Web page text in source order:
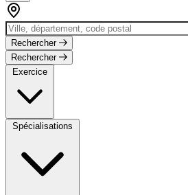
Rechercher
Rechercher
Exercice
Spécialisations